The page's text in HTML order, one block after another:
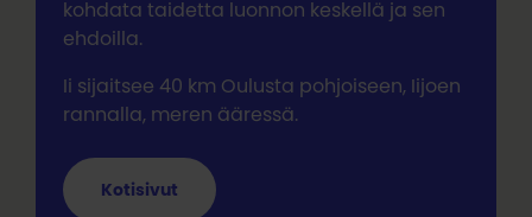
kohdata taidetta luonnon keskellä ja sen
ehdoilla.
Ii sijaitsee 40 km Oulusta pohjoiseen, Iijoen
rannalla, meren ääressä.
Kotisivut